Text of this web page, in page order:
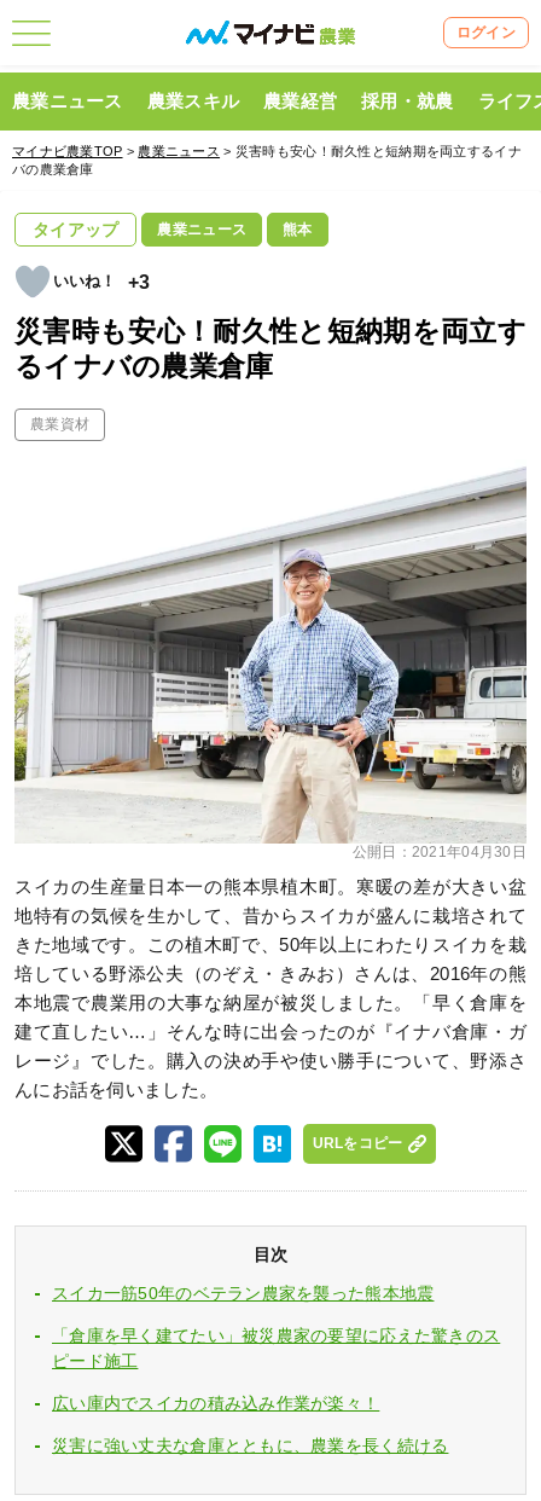
ログイン
農業ニュース 農業スキル 農業経営 採用・就農 ライフ
マイナビ農業TOP > 農業ニュース > 災害時も安心！耐久性と短納期を両立するイナ
バの農業倉庫
タイアップ 農業ニュース 熊本
+3
災害時も安心！耐久性と短納期を両立す
るイナバの農業倉庫
農業資材
公開日： 2021年04月30日
スイカの生産量日本一の熊本県植木町。寒暖の差が大きい盆
地特有の気候を生かして、昔からスイカが盛んに栽培されて
きた地域です。この植木町で、50年以上にわたりスイカを栽
培している野添公夫（のぞえ・きみお）さんは、2016年の熊
本地震で農業用の大事な納屋が被災しました。「早く倉庫を
建て直したい…」そんな時に出会ったのが『イナバ倉庫・ガ
レージ』でした。購入の決め手や使い勝手について、野添さ
んにお話を伺いました。
URLをコピー
目次
スイカ一筋50年のベテラン農家を襲った熊本地震
「倉庫を早く建てたい」被災農家の要望に応えた驚きのス
ピード施工
広い庫内でスイカの積み込み作業が楽々！
災害に強い丈夫な倉庫とともに、農業を長く続ける